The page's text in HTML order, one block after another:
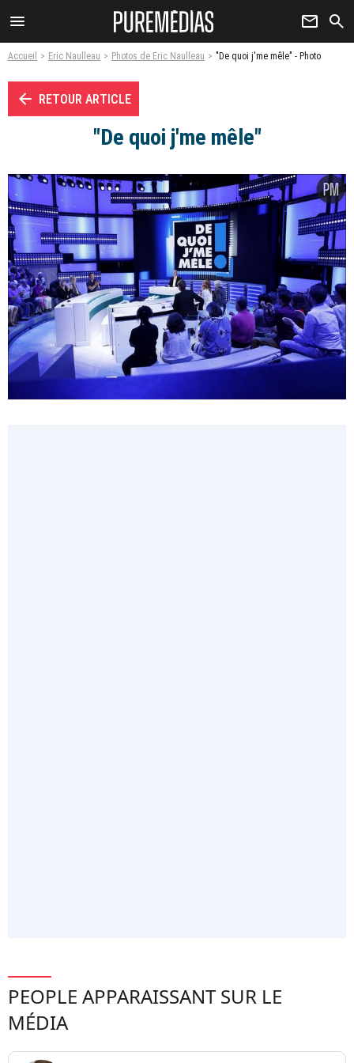
menu newsletter search
Accueil Eric Naulleau Photos de Eric Naulleau "De quoi j'me mêle" - Photo
arrow_left RETOUR ARTICLE
"De quoi j'me mêle"
PEOPLE APPARAISSANT SUR LE
MÉDIA